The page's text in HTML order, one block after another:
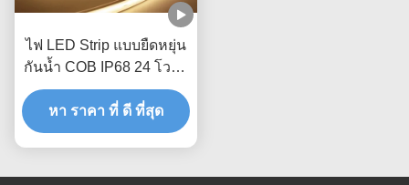
ไฟ LED Strip แบบยืดหยุ่น
กันน้ำ COB IP68 24 โวลต์
320 Leds 8mm RA80
Silica Gel
หา ราคา ที่ ดี ที่สุด